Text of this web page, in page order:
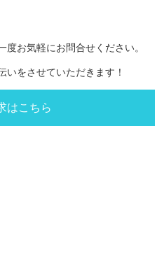
お気軽にお問合せください。
いをさせていただきます！
はこちら